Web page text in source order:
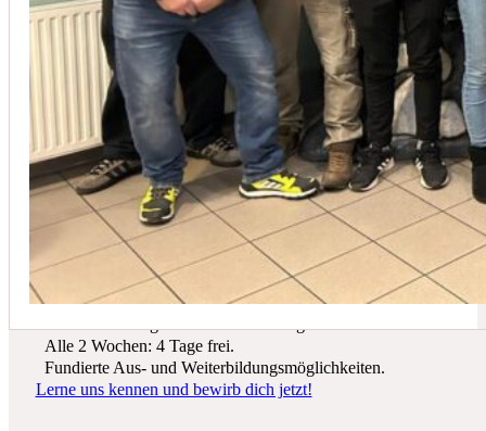
In der Regel empfehlen wir eine Wartung mindestens einmal
Du suchst einen zukunftssicheren Arbeitsplatz? Bei Schicker Technik
erwarten dich spannende Projekte, ein freundliches Team und beste
Entwicklungsmöglichkeiten.
Wir bieten dir:
Ein sicherer Arbeitsplatz in einer krisenfesten Branche.
Alle 2 Wochen: 4 Tage frei.
Fundierte Aus- und Weiterbildungsmöglichkeiten.
Lerne uns kennen und bewirb dich jetzt!